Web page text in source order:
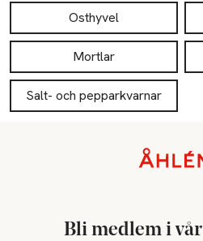
Osthyvel
Mortlar
Salt- och pepparkvarnar
Bli medlem i